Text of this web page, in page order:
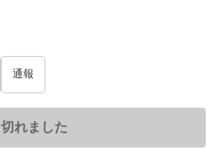
通報
れました